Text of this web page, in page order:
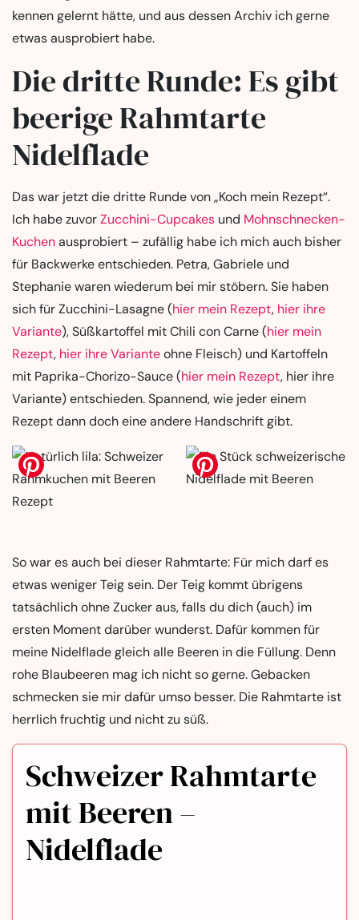
kennen gelernt hätte, und aus dessen Archiv ich gerne
etwas ausprobiert habe.
Die dritte Runde: Es gibt
beerige Rahmtarte
Nidelflade
Das war jetzt die dritte Runde von „Koch mein Rezept“.
Ich habe zuvorZucchini-Cupcakes und Mohnschnecken-
Kuchenausprobiert – zufällig habe ich mich auch bisher
für Backwerke entschieden. Petra, Gabriele und
Stephanie waren wiederum bei mir stöbern. Sie haben
sich für Zucchini-Lasagne (hier mein Rezept, hier ihre
Variante), Süßkartoffel mit Chili con Carne (hier mein
Rezept, hier ihre Varianteohne Fleisch) und Kartoffeln
mit Paprika-Chorizo-Sauce (hier mein Rezept, hier ihre
Variante) entschieden. Spannend, wie jeder einem
Rezept dann doch eine andere Handschrift gibt.
So war es auch bei dieser Rahmtarte: Für mich darf es
etwas weniger Teig sein. Der Teig kommt übrigens
tatsächlich ohne Zucker aus, falls du dich (auch) im
ersten Moment darüber wunderst. Dafür kommen für
meine Nidelflade gleich alle Beeren in die Füllung. Denn
rohe Blaubeeren mag ich nicht so gerne. Gebacken
schmecken sie mir dafür umso besser. Die Rahmtarte ist
herrlich fruchtig und nicht zu süß.
Schweizer Rahmtarte
mit Beeren –
Nidelflade